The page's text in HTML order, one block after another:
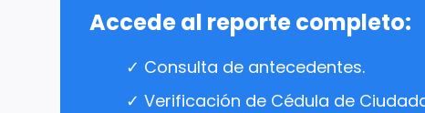
Accede al reporte completo:
✓ Consulta de antecedentes.
✓ Verificación de Cédula de